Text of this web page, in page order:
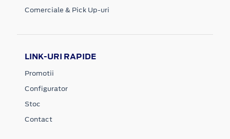
Comerciale & Pick Up-uri
LINK-URI RAPIDE
Promotii
Configurator
Stoc
Contact